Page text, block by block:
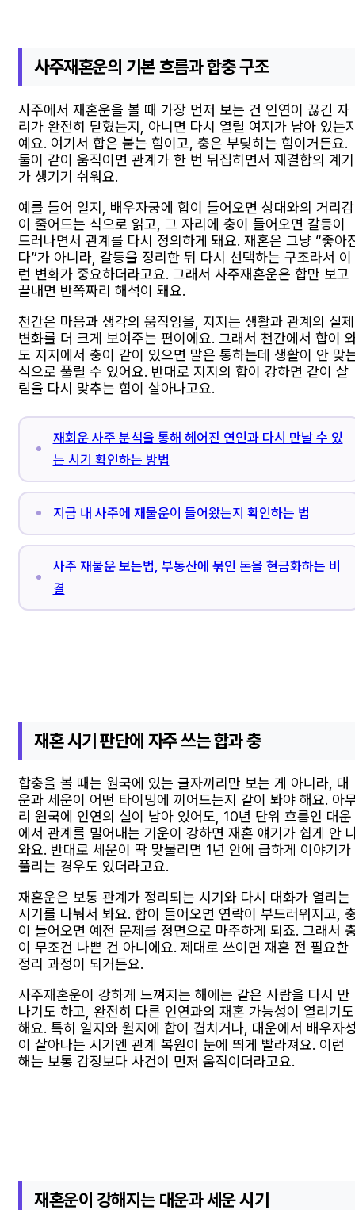
사주재혼운의 기본 흐름과 합충 구조
사주에서 재혼운을 볼 때 가장 먼저 보는 건 인연이 끊긴 자
리가 완전히 닫혔는지, 아니면 다시 열릴 여지가 남아 있는
예요. 여기서 합은 붙는 힘이고, 충은 부딪히는 힘이거든요.
둘이 같이 움직이면 관계가 한 번 뒤집히면서 재결합의 계기
가 생기기 쉬워요.
예를 들어 일지, 배우자궁에 합이 들어오면 상대와의 거리감
이 줄어드는 식으로 읽고, 그 자리에 충이 들어오면 갈등이
드러나면서 관계를 다시 정의하게 돼요. 재혼은 그냥 “좋아
다”가 아니라, 갈등을 정리한 뒤 다시 선택하는 구조라서 이
런 변화가 중요하더라고요. 그래서 사주재혼운은 합만 보고
끝내면 반쪽짜리 해석이 돼요.
천간은 마음과 생각의 움직임을, 지지는 생활과 관계의 실제
변화를 더 크게 보여주는 편이에요. 그래서 천간에서 합이
도 지지에서 충이 같이 있으면 말은 통하는데 생활이 안 맞
식으로 풀릴 수 있어요. 반대로 지지의 합이 강하면 같이 살
림을 다시 맞추는 힘이 살아나고요.
재회운 사주 분석을 통해 헤어진 연인과 다시 만날 수 있
는 시기 확인하는 방법
지금 내 사주에 재물운이 들어왔는지 확인하는 법
사주 재물운 보는법, 부동산에 묶인 돈을 현금화하는 비
결
재혼 시기 판단에 자주 쓰는 합과 충
합충을 볼 때는 원국에 있는 글자끼리만 보는 게 아니라, 대
운과 세운이 어떤 타이밍에 끼어드는지 같이 봐야 해요. 아
리 원국에 인연의 실이 남아 있어도, 10년 단위 흐름인 대운
에서 관계를 밀어내는 기운이 강하면 재혼 얘기가 쉽게 안
와요. 반대로 세운이 딱 맞물리면 1년 안에 급하게 이야기가
풀리는 경우도 있더라고요.
재혼운은 보통 관계가 정리되는 시기와 다시 대화가 열리는
시기를 나눠서 봐요. 합이 들어오면 연락이 부드러워지고,
이 들어오면 예전 문제를 정면으로 마주하게 되죠. 그래서
이 무조건 나쁜 건 아니에요. 제대로 쓰이면 재혼 전 필요한
정리 과정이 되거든요.
사주재혼운이 강하게 느껴지는 해에는 같은 사람을 다시 만
나기도 하고, 완전히 다른 인연과의 재혼 가능성이 열리기도
해요. 특히 일지와 월지에 합이 겹치거나, 대운에서 배우자
이 살아나는 시기엔 관계 복원이 눈에 띄게 빨라져요. 이런
해는 보통 감정보다 사건이 먼저 움직이더라고요.
재혼운이 강해지는 대운과 세운 시기